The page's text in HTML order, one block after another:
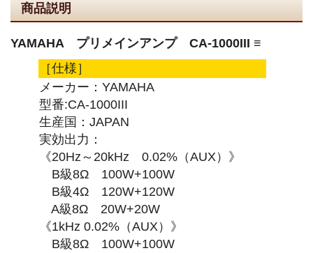
商品説明
YAMAHA プリメインアンプ CA-1000III ≡
［仕様］
メーカー：YAMAHA
型番:CA-1000III
生産国：JAPAN
実効出力：
《20Hz～20kHz 0.02%（AUX）》
B級8Ω 100W+100W
B級4Ω 120W+120W
A級8Ω 20W+20W
《1kHz 0.02%（AUX）》
B級8Ω 100W+100W